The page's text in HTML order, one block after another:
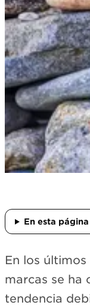
En esta página
En los
marcas se ha
tendencia